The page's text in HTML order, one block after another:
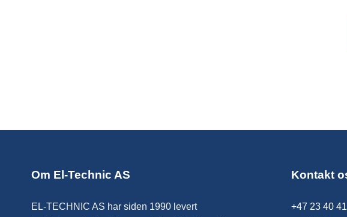
Om El-Technic AS
EL-TECHNIC AS har siden 1990 levert
Kontakt
+47 23 40